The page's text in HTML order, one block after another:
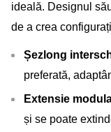
ideală. Designul
de a crea
Șezlong
preferată,
Extensie
și se poate